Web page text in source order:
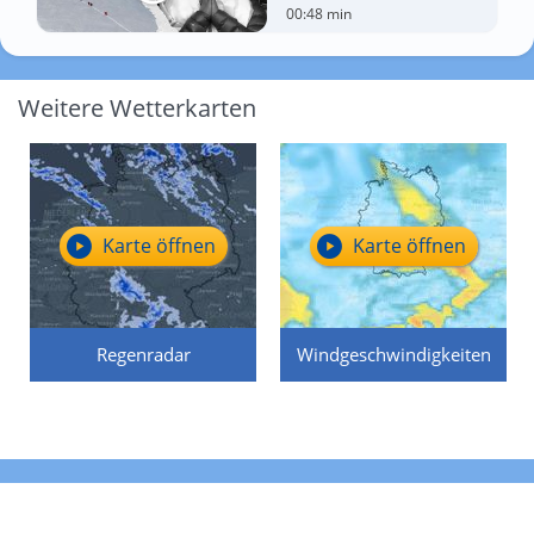
00:48 min
Weitere Wetterkarten
Regenradar
Karte öffnen
Windgeschwindigkeiten
Karte öffnen